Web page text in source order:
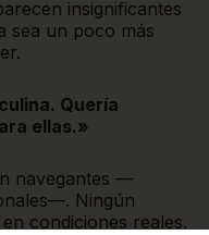
insignificantes
sea un poco más
Quería
ellas.»
navegantes —
Ningún
condiciones reales.